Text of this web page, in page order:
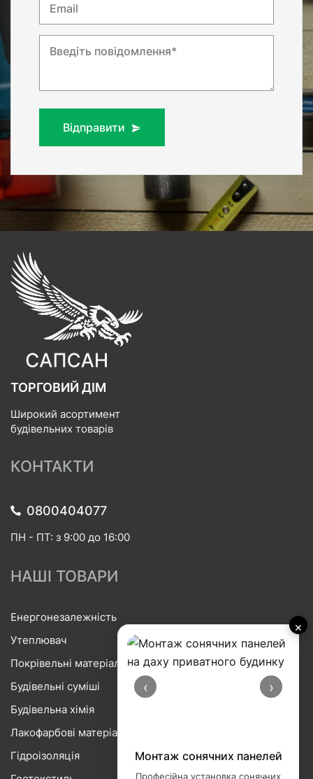
×
‹ ›
Монтаж сонячних панелей
Професійна установка сонячних
Email
Введіть повідомлення*
Відправити
ТОРГОВИЙ ДІМ
Широкий асортимент
будівельних товарів
КОНТАКТИ
0800404077
ПН - ПТ: з 9:00 до 16:00
НАШІ ТОВАРИ
Енергонезалежність
Утеплювач
Покрівельні матеріали
Будівельні суміші
Будівельна хімія
Лакофарбові матеріали
Гідроізоляція